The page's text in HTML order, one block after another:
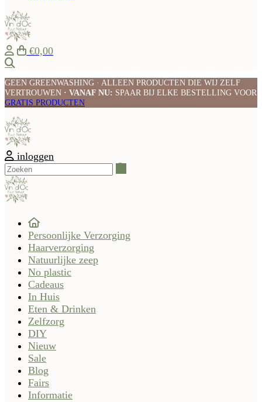
€0,00
GEEN GREENWASHING · ALLEEN PRODUCTEN DIE WIJ ZELF
VERTROUWEN · VANAF NU: SPAAR BIJ ELKE BESTELLING VOOR
GRATIS PRODUCTEN
inloggen
Persoonlijke Verzorging
Haarverzorging
Natuurlijke zeep
No plastic
Cadeaus
In Huis
Eten & Drinken
Zelfzorg
DIY
Nieuw
Sale
Blog
Fairs
Informatie